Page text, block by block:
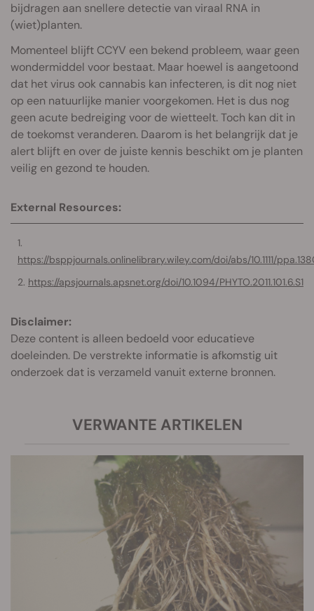
bijdragen aan snellere detectie van viraal RNA in
(wiet)planten.
Momenteel blijft CCYV een bekend probleem, waar geen
wondermiddel voor bestaat. Maar hoewel is aangetoond
dat het virus ook cannabis kan infecteren, is dit nog niet
op een natuurlijke manier voorgekomen. Het is dus nog
geen acute bedreiging voor de wietteelt. Toch kan dit in
de toekomst veranderen. Daarom is het belangrijk dat je
alert blijft en over de juiste kennis beschikt om je planten
veilig en gezond te houden.
External Resources:
https://bsppjournals.onlinelibrary.wiley.com/doi/abs/10.1111/
https://apsjournals.apsnet.org/doi/10.1094/PHYTO.2011.101.6.S1
Disclaimer:
Deze content is alleen bedoeld voor educatieve
doeleinden. De verstrekte informatie is afkomstig uit
onderzoek dat is verzameld vanuit externe bronnen.
VERWANTE ARTIKELEN